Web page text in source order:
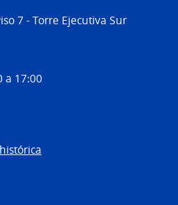
7 - Torre Ejecutiva Sur
a 17:00